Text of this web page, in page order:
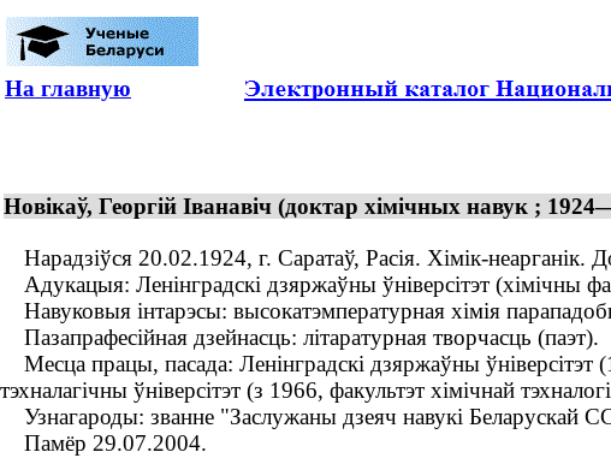
На главную
Новікаў, Георгій Іванавіч (доктар хімічных навук ;
Нарадзіўся 20.02.1924, г. Саратаў, Расія. Хімік-
Адукацыя: Ленінградскі дзяржаўны ўніверсітэт (хімічны
Навуковыя інтарэсы: высокатэмпературная хімія
Пазапрафесійная дзейнасць: літаратурная творчасць (паэт).
Месца працы, пасада: Ленінградскі дзяржаўны ўніверсітэт
тэхналагічны ўніверсітэт (з 1966, факультэт хімічнай
Узнагароды: званне "Заслужаны дзеяч навукі Беларускай
Памёр 29.07.2004.